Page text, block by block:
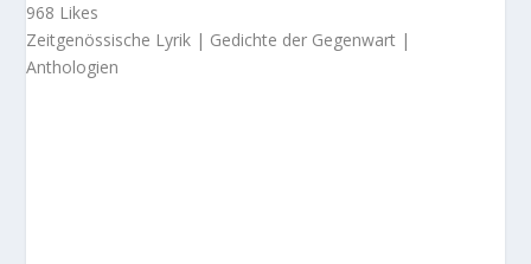
968 Likes
Zeitgenössische Lyrik | Gedichte der Gegenwart |
Anthologien